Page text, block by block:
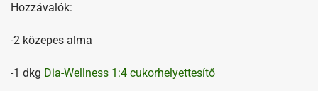
Hozzávalók:
-2 közepes alma
-1 dkg Dia-Wellness 1:4 cukorhelyettesítő